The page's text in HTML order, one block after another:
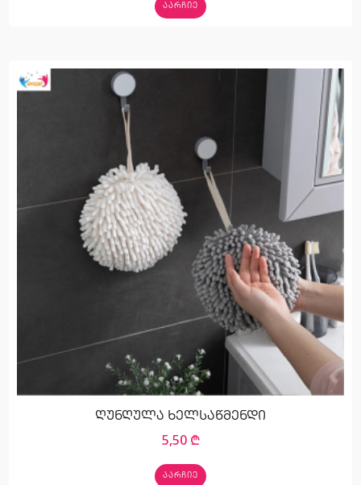
ᲐᲐᲠᲩᲘᲔ
ღუნღულა ხელსაწმენდი
5,50 ₾
ᲐᲐᲠᲩᲘᲔ